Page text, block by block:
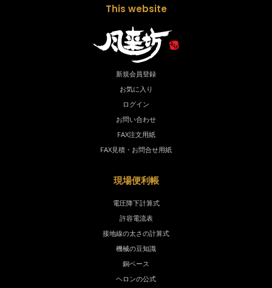
This website
新規会員登録
お気に入り
ログイン
お問い合わせ
FAX注文用紙
FAX見積・お問合せ用紙
現場便利帳
電圧降下計算式
許容電流表
接地線の太さの計算式
機械の豆知識
銅ベース
ヘロンの公式